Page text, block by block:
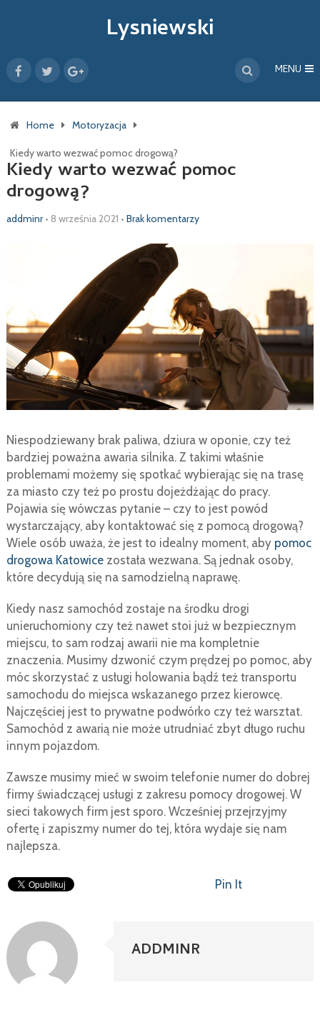
Lysniewski
MENU
Home Motoryzacja
Kiedy warto wezwać pomoc drogową?
Kiedy warto wezwać pomoc
drogową?
addminr • 8 września 2021 • Brak komentarzy
Niespodziewany brak paliwa, dziura w oponie, czy też
bardziej poważna awaria silnika. Z takimi właśnie
problemami możemy się spotkać wybierając się na trasę
za miasto czy też po prostu dojeżdżając do pracy.
Pojawia się wówczas pytanie – czy to jest powód
wystarczający, aby kontaktować się z pomocą drogową?
Wiele osób uważa, że jest to idealny moment, aby pomoc
drogowa Katowicezostała wezwana. Są jednak osoby,
które decydują się na samodzielną naprawę.
Kiedy nasz samochód zostaje na środku drogi
unieruchomiony czy też nawet stoi już w bezpiecznym
miejscu, to sam rodzaj awarii nie ma kompletnie
znaczenia. Musimy dzwonić czym prędzej po pomoc, aby
móc skorzystać z usługi holowania bądź też transportu
samochodu do miejsca wskazanego przez kierowcę.
Najczęściej jest to prywatne podwórko czy też warsztat.
Samochód z awarią nie może utrudniać zbyt długo ruchu
innym pojazdom.
Zawsze musimy mieć w swoim telefonie numer do dobrej
firmy świadczącej usługi z zakresu pomocy drogowej. W
sieci takowych firm jest sporo. Wcześniej przejrzyjmy
ofertę i zapiszmy numer do tej, która wydaje się nam
najlepsza.
Pin It
ADDMINR